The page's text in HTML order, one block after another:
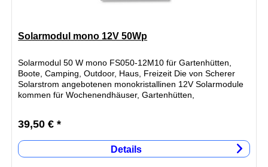
Solarmodul mono 12V 50Wp
Solarmodul 50 W mono FS050-12M10 für Gartenhütten,
Boote, Camping, Outdoor, Haus, Freizeit Die von Scherer
Solarstrom angebotenen monokristallinen 12V Solarmodule
kommen für Wochenendhäuser, Gartenhütten,
39,50 € *
Details